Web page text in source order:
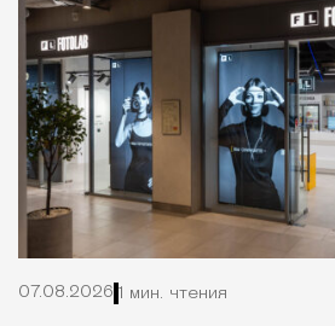
07.08.2026 1 мин. чтения